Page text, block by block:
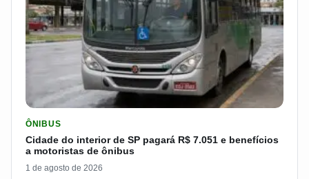
ÔNIBUS
Cidade do interior de SP pagará R$ 7.051 e benefícios
a motoristas de ônibus
1 de agosto de 2026